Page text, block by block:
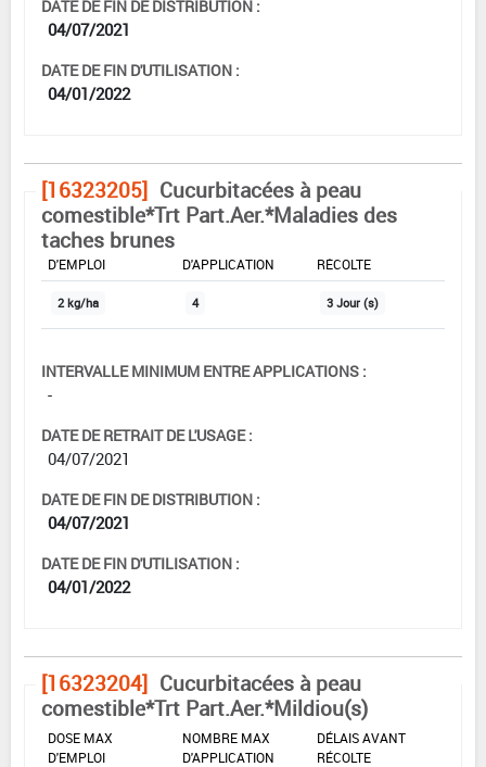
DATE DE FIN DE DISTRIBUTION :
04/07/2021
DATE DE FIN D'UTILISATION :
04/01/2022
[16323205] Cucurbitacées à peau
comestible*Trt Part.Aer.*Maladies des
taches brunes
DOSE MAX
D'EMPLOI
D'APPLICATION
RÉCOLTE
2 kg/ha 4 3 Jour (s)
INTERVALLE MINIMUM ENTRE APPLICATIONS :
-
DATE DE RETRAIT DE L'USAGE :
04/07/2021
DATE DE FIN DE DISTRIBUTION :
04/07/2021
DATE DE FIN D'UTILISATION :
04/01/2022
[16323204] Cucurbitacées à peau
comestible*Trt Part.Aer.*Mildiou(s)
DOSE MAX
D'EMPLOI
NOMBRE MAX
D'APPLICATION
DÉLAIS AVANT
RÉCOLTE